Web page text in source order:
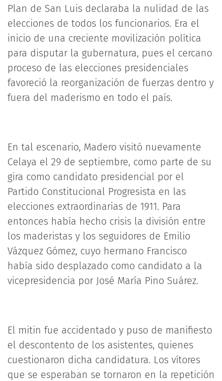
Plan de San Luis declaraba la nulidad de las
elecciones de todos los funcionarios. Era el
inicio de una creciente movilización política
para disputar la gubernatura, pues el cercano
proceso de las elecciones presidenciales
favoreció la reorganización de fuerzas dentro y
fuera del maderismo en todo el país.
En tal escenario, Madero visitó nuevamente
Celaya el 29 de septiembre, como parte de su
gira como candidato presidencial por el
Partido Constitucional Progresista en las
elecciones extraordinarias de 1911. Para
entonces había hecho crisis la división entre
los maderistas y los seguidores de Emilio
Vázquez Gómez, cuyo hermano Francisco
había sido desplazado como candidato a la
vicepresidencia por José María Pino Suárez.
El mitin fue accidentado y puso de manifiesto
el descontento de los asistentes, quienes
cuestionaron dicha candidatura. Los vítores
que se esperaban se tornaron en la repetición